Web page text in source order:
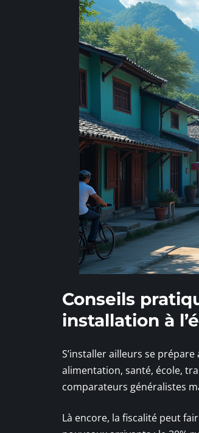
Conseils
installation à
S’installer ailleurs se
alimentation, santé, école,
comparateurs généralistes
Là encore, la fiscalité peut